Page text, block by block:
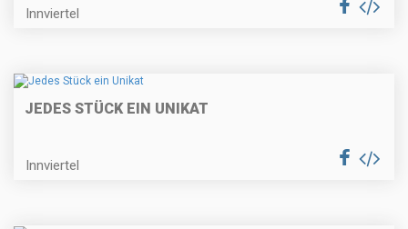
Innviertel
JEDES STÜCK EIN UNIKAT
Innviertel